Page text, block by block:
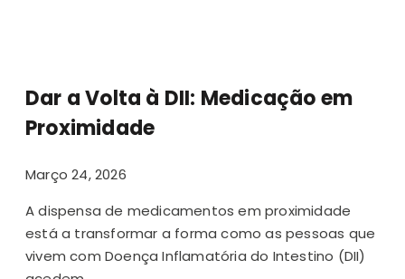
Dar a Volta à DII: Medicação em
Proximidade
Março 24, 2026
A dispensa de medicamentos em proximidade
está a transformar a forma como as pessoas que
vivem com Doença Inflamatória do Intestino (DII)